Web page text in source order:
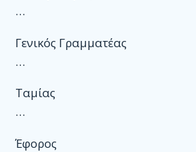
Χορηγοί
…
Γενικός Γραμματέας
…
Ταμίας
…
Έφορος